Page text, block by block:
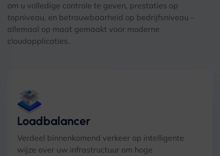
om u volledige controle te geven, prestaties op
topniveau, en betrouwbaarheid op bedrijfsniveau –
allemaal op maat gemaakt voor moderne
cloudapplicaties.
Loadbalancer
Verdeel binnenkomend verkeer op intelligente
wijze over uw infrastructuur om hoge